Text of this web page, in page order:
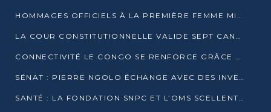
HOMMAGES OFFICIELS À LA PREMIÈRE FEMME MINISTRE DU CONGO
LA COUR CONSTITUTIONNELLE VALIDE SEPT CANDIDATURES POUR LA PRÉSIDENTIELLE
CONNECTIVITÉ LE CONGO SE RENFORCE GRÂCE AU CÂBLE 2AFRICA
SÉNAT : PIERRE NGOLO ÉCHANGE AVEC DES INVESTISSEURS DU NUMÉRIQUE
SANTÉ : LA FONDATION SNPC ET L’OMS SCELLENT UN PARTENARIAT STRATÉGIQUE DE TROIS ANS